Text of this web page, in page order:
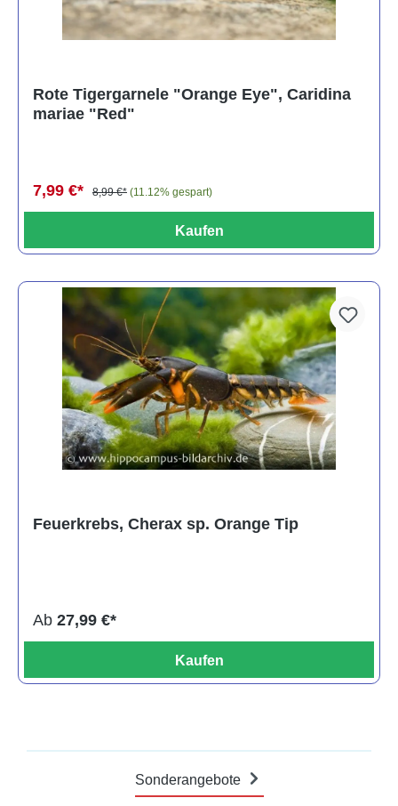
Rote Tigergarnele "Orange Eye", Caridina
mariae "Red"
7,99 €* 8,99 €* (11.12% gespart)
Kaufen
Feuerkrebs, Cherax sp. Orange Tip
Ab 27,99 €*
Kaufen
Sonderangebote